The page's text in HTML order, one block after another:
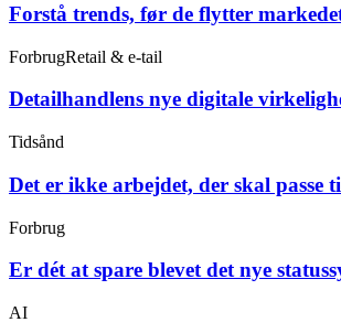
Forstå trends, før de flytter
ForbrugRetail & e-tail
Detailhandlens nye digitale
Tidsånd
Det er ikke arbejdet, der skal passe
Forbrug
Er dét at spare blevet det nye
AI